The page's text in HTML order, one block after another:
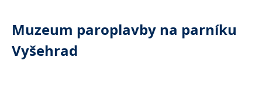
Muzeum paroplavby na parníku
Vyšehrad